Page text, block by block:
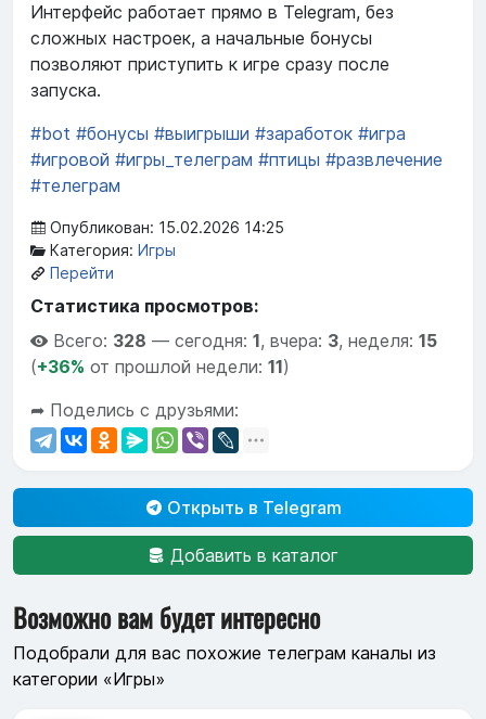
Интерфейс работает прямо в Telegram, без
сложных настроек, а начальные бонусы
позволяют приступить к игре сразу после
запуска.
#bot #бонусы #выигрыши #заработок #игра
#игровой #игры_телеграм #птицы #развлечение
#телеграм
Опубликован: 15.02.2026 14:25
Категория: Игры
Перейти
Статистика просмотров:
Всего: 328 — сегодня: 1, вчера: 3, неделя: 15
(+36% от прошлой недели: 11)
➦ Поделись с друзьями:
Открыть в Telegram
Добавить в каталог
Возможно вам будет интересно
Подобрали для вас похожие телеграм каналы из
категории «Игры»